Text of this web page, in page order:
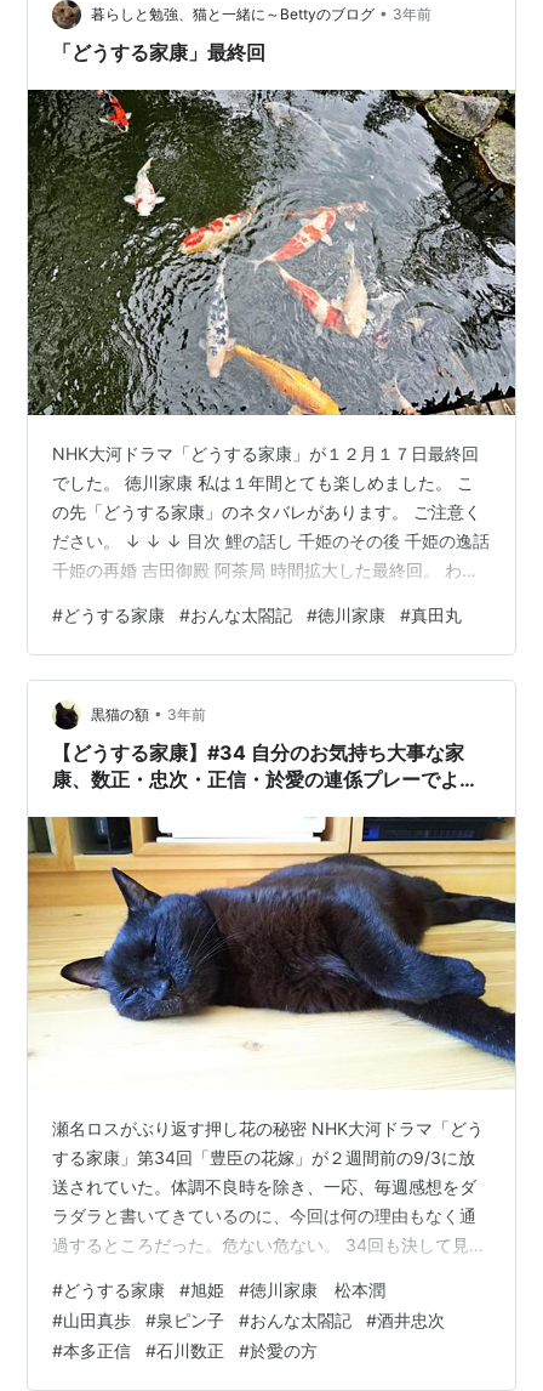
ーマ音楽も『おしん』（1983-1984）同様の苦労を感じ
させる良い曲であった…
暮らしと勉強、猫と一緒に～Bettyのブログ • 3年前
「どうする家康」最終回
NHK大河ドラマ「どうする家康」が１２月１７日最終回
でした。 徳川家康 私は１年間とても楽しめました。 こ
の先「どうする家康」のネタバレがあります。 ご注意く
ださい。 ↓ ↓ ↓ 目次 鯉の話し 千姫のその後 千姫の逸話
千姫の再婚 吉田御殿 阿茶局 時間拡大した最終回。 わざ
か。 真田幸村の活躍、北川景子さん演じる淀殿の壮絶な
最期、そして小栗旬さん演じる南光坊天海が家康の武勇
伝を編纂し、寺島しのぶさん演じる春日局が竹千代に
「神の君」の素晴らしさを語る…それで終了で十分満足
でしたけど。 最後の最後、ほんの数秒でしたが、家康と
築山殿が語らう遠くに、…
#どうする家康 #おんな太閤記 #徳川家康 #真田丸
黒猫の額 • 3年前
【どうする家康】#34 自分のお気持ち大事な家
康、数正・忠次・正信・於愛の連係プレーでよう
瀬名ロスがぶり返す押し花の秘密 NHK大河ドラマ「どう
する家康」第34回「豊臣の花嫁」が２週間前の9/3に放
送されていた。体調不良時を除き、一応、毎週感想をダ
ラダラと書いてきているのに、今回は何の理由もなく通
過するところだった。危ない危ない。 34回も決して見ど
ところのジャニーズ問題の方に気を取られていた
ら・・・今作は、ガッツリとジャニーズ大河だ。9/15発
表の新キャストにもジャニーズタレントがいる。とはい
#どうする家康 #旭姫 #徳川家康 松本潤
#山田真歩 #泉ピン子 #おんな太閤記 #酒井忠次
#本多正信 #石川数正 #於愛の方